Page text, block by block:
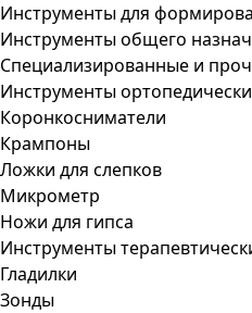
Инструменты для
Инструменты общего
Специализированные и
Инструменты
Коронкосниматели
Крампоны
Ложки для слепков
Микрометр
Ножи для гипса
Инструменты
Гладилки
Зонды